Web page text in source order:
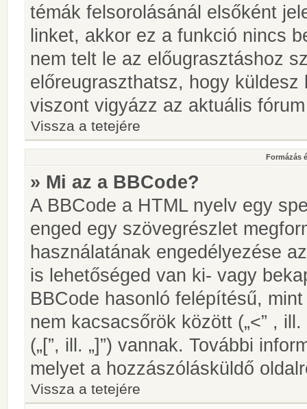
témák felsorolásánál elsőként
linket, akkor ez a funkció nincs
nem telt le az előugrasztáshoz
előreugraszthatsz, hogy
viszont vigyázz az aktuális
Vissza a tetejére
Formázás
» Mi az a BBCode?
A BBCode a HTML nyelv egy
enged egy szövegrészlet
használatának engedélyezése
is lehetőséged van ki- vagy
BBCode hasonló felépítésű,
nem kacsacsőrök között („<” ,
(„[”, ill. „]”) vannak. További
melyet a hozzászólásküldő
Vissza a tetejére